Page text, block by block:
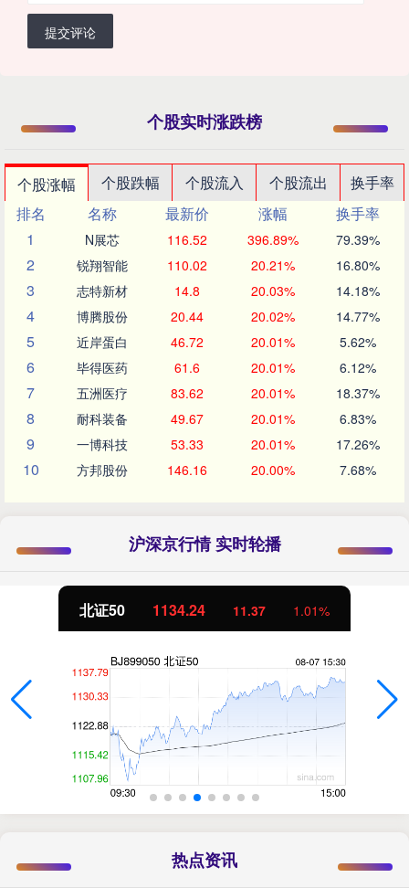
提交评论
个股实时涨跌榜
个股涨幅 个股跌幅 个股流入 个股流出
换手率
排名
名称 最新价 涨幅
换手率
1
N展芯 116.52 396.89% 79.39%
2 锐翔智能 110.02 20.21% 16.80%
3 志特新材 14.8 20.03% 14.18%
4 博腾股份 20.44 20.02% 14.77%
5 近岸蛋白 46.72 20.01% 5.62%
6 毕得医药 61.6 20.01% 6.12%
7 五洲医疗 83.62 20.01% 18.37%
8 耐科装备 49.67 20.01% 6.83%
9 一博科技 53.33 20.01% 17.26%
10 方邦股份 146.16 20.00% 7.68%
沪深京行情 实时轮播
北证50 1134.24 11.37 1.01%
热点资讯